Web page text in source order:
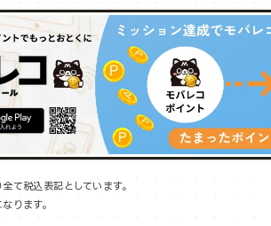
て税込表記としています。
ります。